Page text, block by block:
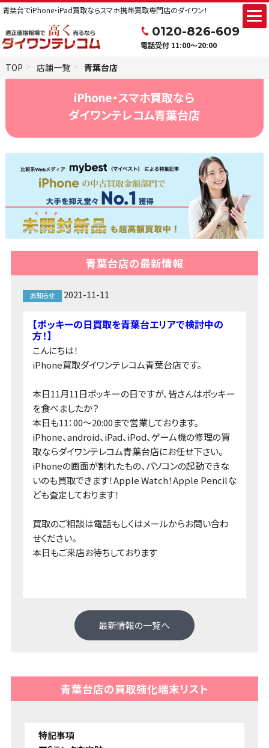
青葉台でiPhone・iPad買取ならスマホ携帯買取専門店のダイワン！
0120-826-609
電話受付 11:00～20:00
TOP 店舗一覧 青葉台店
iPhone・スマホ買取なら
ダイワンテレコム青葉台店
青葉台店の最新情報
2021-11-11
【ポッキーの日買取を青葉台エリアで検討中の
方！】
こんにちは！
iPhone買取ダイワンテレコム青葉台店です。
本日11月11日ポッキーの日ですが、皆さんはポッキー
を食べましたか？
本日も11：00～20:00まで営業しております。
iPhone、android、iPad、iPod、ゲーム機の修理の買
取ならダイワンテレコム青葉台店にお任せ下さい。
iPhoneの画面が割れたもの、パソコンの起動できな
いのも買取できます！Apple Watch！Apple Pencilな
ども査定しております！
買取のご相談は電話もしくはメールからお問い合わ
せください。
本日もご来店お待ちしております
最新情報の一覧へ
青葉台店の買取強化端末リスト